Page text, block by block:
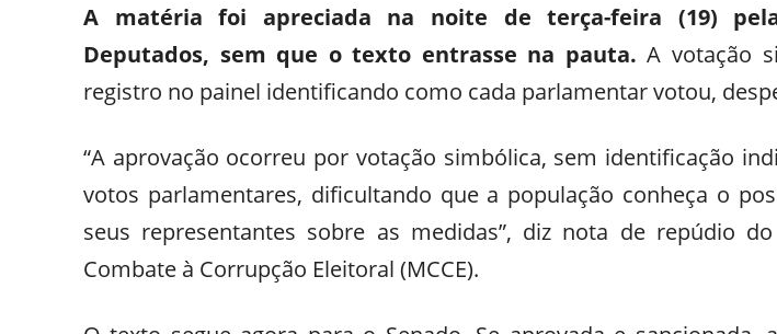
A matéria foi apreciada na noite de terça-feira (19)
Deputados, sem que o texto entrasse na pauta.A votação
registro no painel identificando como cada parlamentar votou,
“A aprovação ocorreu por votação simbólica, sem identificação
votos parlamentares, dificultando que a população conheça o
seus representantes sobre as medidas”, diz nota de repúdio
Combate à Corrupção Eleitoral (MCCE).